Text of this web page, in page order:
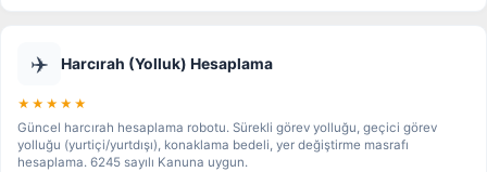
✈️ Harcırah (Yolluk) Hesaplama
★★★★★
Güncel harcırah hesaplama robotu. Sürekli görev yolluğu, geçici görev
yolluğu (yurtiçi/yurtdışı), konaklama bedeli, yer değiştirme masrafı
hesaplama. 6245 sayılı Kanuna uygun.